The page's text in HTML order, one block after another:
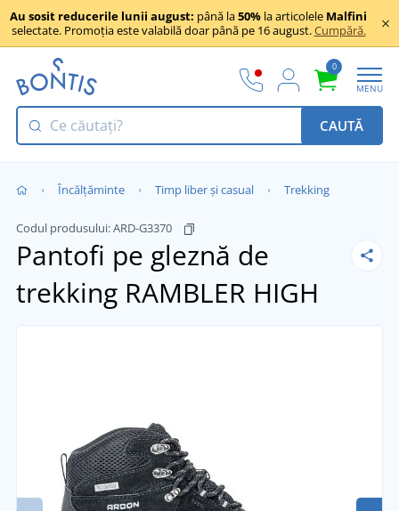
Au sosit reducerile lunii august: până la50% la articolele Malfini
selectate. Promoția este valabilă doar până pe 16 august.Cumpără.
0
MENU
CAUTĂ
Încălţăminte Timp liber și casual Trekking
Codul produsului:ARD-G3370
Pantofi pe gleznă de
trekking RAMBLER HIGH